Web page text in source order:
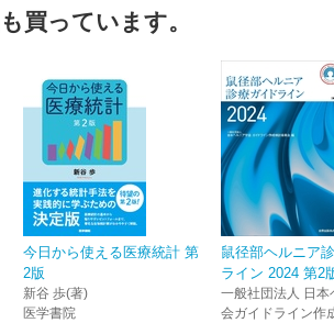
買っています。
今日から使える医療統計 第
2版
新谷 歩(著)
医学書院
鼠径部ヘルニア
ライン 2024 第2
一般社団法人 日本
会ガイドライン作